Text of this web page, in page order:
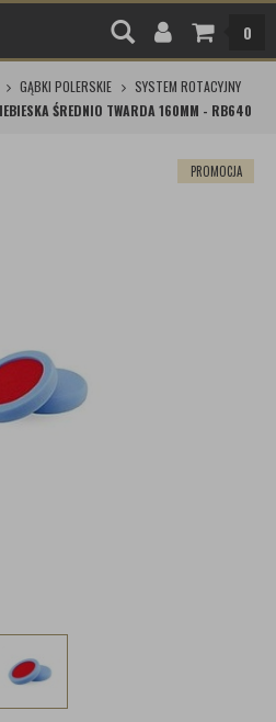
0
GĄBKI POLERSKIE
SYSTEM ROTACYJNY
ŚREDNIO TWARDA 160MM - RB640
PROMOCJA